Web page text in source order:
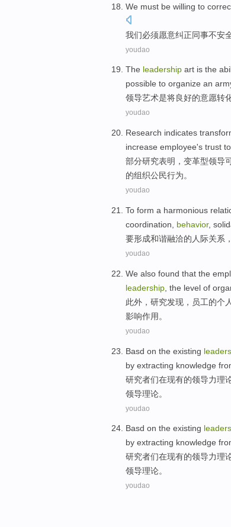
We must be willing to
我们必须愿意纠正同事不安
youdao
The leadership art is the
possible to organize an
领导艺术是将良好的意愿转
youdao
Research indicates
increase employee's trust to
部分研究表明 ， 变革型领导
的组织公民行为。
youdao
To form a harmonious
coordination
behavior,
要形成和谐融洽的 人际关系 ，
youdao
We also found that the
leadership , the level of
此外 ， 研究发现 ， 员工的个人
影响作用 。
youdao
Basd on the existing
by extracting knowledge
研究者们在现有的领导力理
领导理论。
youdao
Basd on the existing
by extracting knowledge
研究者们在现有的领导力理
领导理论。
youdao